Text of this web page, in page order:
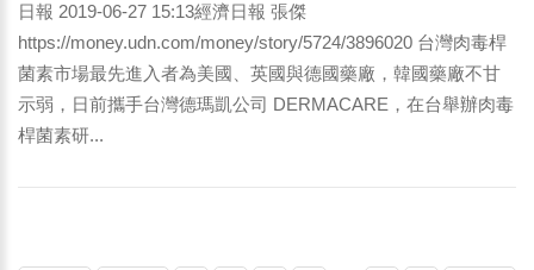
日報 2019-06-27 15:13經濟日報 張傑
https://money.udn.com/money/story/5724/3896020 台灣肉毒桿
菌素市場最先進入者為美國、英國與德國藥廠，韓國藥廠不甘
示弱，日前攜手台灣德瑪凱公司 DERMACARE，在台舉辦肉毒
桿菌素研...